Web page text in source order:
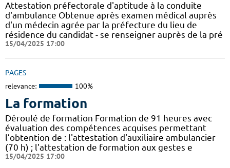
Attestation préfectorale d'aptitude à la conduite
d'ambulance Obtenue après examen médical auprès
d'un médecin agrée par la préfecture du lieu de
résidence du candidat - se renseigner auprès de la pré
15/04/2025 17:00
PAGES
relevance: 100%
La formation
Déroulé de formation Formation de 91 heures avec
évaluation des compétences acquises permettant
l’obtention de : l'attestation d'auxiliaire ambulancier
(70 h) ; l'attestation de formation aux gestes e
15/04/2025 17:00